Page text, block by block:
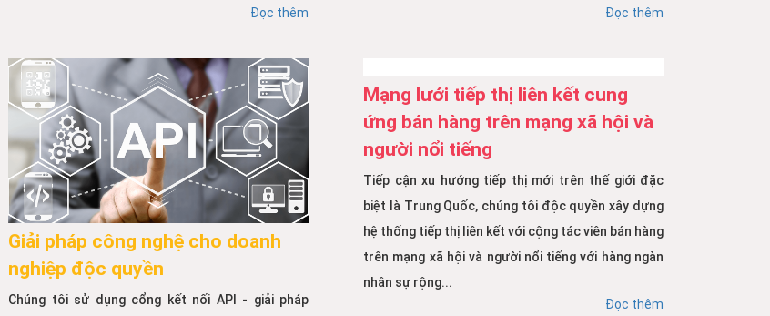
Đọc thêm
Đọc thêm
Giải pháp công nghệ cho doanh
nghiệp độc quyền
Chúng tôi sử dụng cổng kết nối API - giải pháp
Mạng lưới tiếp thị liên kết cung
ứng bán hàng trên mạng xã hội và
người nổi tiếng
Tiếp cận xu hướng tiếp thị mới trên thế giới đặc
biệt là Trung Quốc, chúng tôi độc quyền xây dựng
hệ thống tiếp thị liên kết với cộng tác viên bán hàng
trên mạng xã hội và người nổi tiếng với hàng ngàn
nhân sự rộng...
Đọc thêm